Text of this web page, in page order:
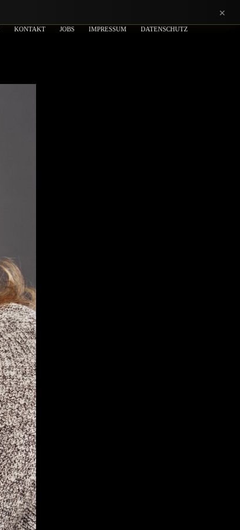
KONTAKT JOBS IMPRESSUM DATENSCHUTZ
×